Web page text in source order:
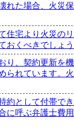
れた場合、火災
住宅より火災の
おくべきでしょう
り、契約更新を
られています。
約として付帯で
に呼ぶ弁護士費